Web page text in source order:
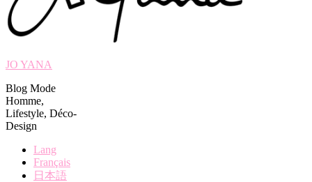
JO YANA
Blog Mode
Homme,
Lifestyle, Déco-
Design
Lang
Français
日本語